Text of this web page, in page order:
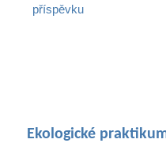
Ekologické